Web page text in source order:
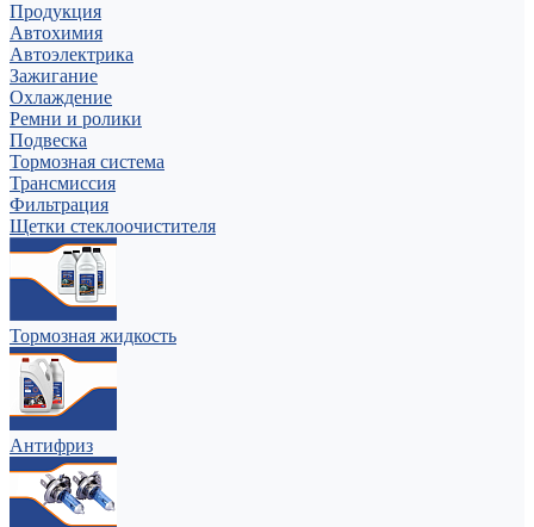
Продукция
Автохимия
Автоэлектрика
Зажигание
Охлаждение
Ремни и ролики
Подвеска
Тормозная система
Трансмиссия
Фильтрация
Щетки стеклоочистителя
Тормозная жидкость
Антифриз